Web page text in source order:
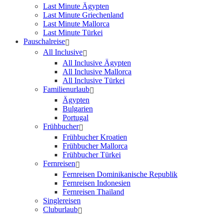
Last Minute Ägypten
Last Minute Griechenland
Last Minute Mallorca
Last Minute Türkei
Pauschalreise
All Inclusive
All Inclusive Ägypten
All Inclusive Mallorca
All Inclusive Türkei
Familienurlaub
Ägypten
Bulgarien
Portugal
Frühbucher
Frühbucher Kroatien
Frühbucher Mallorca
Frühbucher Türkei
Fernreisen
Fernreisen Dominikanische Republik
Fernreisen Indonesien
Fernreisen Thailand
Singlereisen
Cluburlaub